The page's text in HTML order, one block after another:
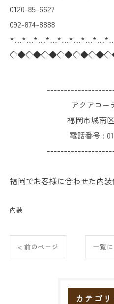
0120-85-6627
092-874-8888
アクアコー
福岡市城南
電話番号 :
福岡でお客様に合わせた内装
内装
< 前のページ 一覧
カテゴリ